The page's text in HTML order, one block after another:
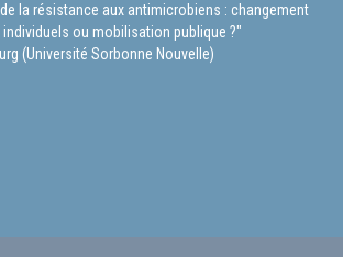
la résistance aux antimicrobiens : changement
ou mobilisation publique ?"
(Université Sorbonne Nouvelle)